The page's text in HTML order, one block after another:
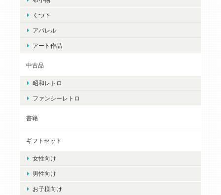
くつ下
アパレル
アート作品
中古品
昭和レトロ
ファンシーレトロ
書籍
ギフトセット
女性向け
男性向け
お子様向け